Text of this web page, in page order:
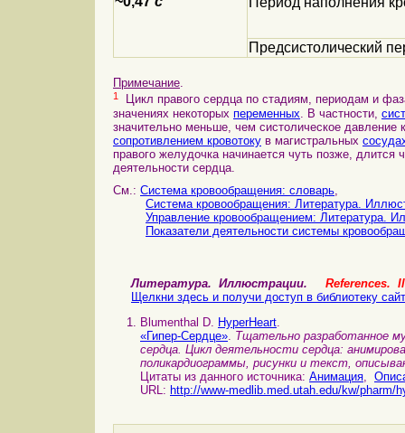
Предсистолический
Примечание.
1
Цикл правого сердца по стадиям, периодам и
значениях некоторых переменных . В частности,
значительно меньше, чем систолическое
сопротивлением кровотоку в магистральных
правого желудочка начинается чуть позже, длится
деятельности сердца.
См.: Система кровообращения: словарь
Система кровообращения: Литература.
Управление кровообращением: Литература.
Показатели деятельности системы
Литература. Иллюстрации. References.
Щелкни здесь и получи доступ в библиотеку
Blumenthal D. HyperHeart
«Гипер-Сердце» Тщательно разработанное
сердца. Цикл деятельности сердца:
поликардиограммы, рисунки и текст,
Цитаты из данного источника: Анимация
URL: http://www-medlib.med.utah.edu/kw/pharm/